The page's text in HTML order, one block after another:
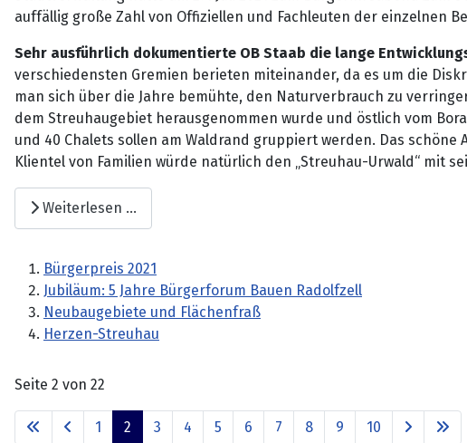
auffällig große Zahl von Offiziellen und Fachleuten der einzelnen
Sehr ausführlich dokumentierte OB Staab die lange
verschiedensten Gremien berieten miteinander, da es um die
man sich über die Jahre bemühte, den Naturverbrauch zu
dem Streuhaugebiet herausgenommen wurde und östlich vom
und 40 Chalets sollen am Waldrand gruppiert werden. Das
Klientel von Familien würde natürlich den „Streuhau-Urwald“ mit
Weiterlesen …
Bürgerpreis 2021
Jubiläum: 5 Jahre Bürgerforum Bauen Radolfzell
Neubaugebiete und Flächenfraß
Herzen-Streuhau
Seite 2 von 22
1 2 3 4 5 6 7 8 9 10